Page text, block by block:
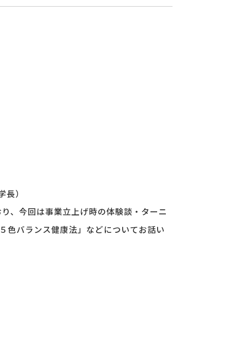
）
、今回は事業立上げ時の体験談・ターニ
色バランス健康法」などについてお話い